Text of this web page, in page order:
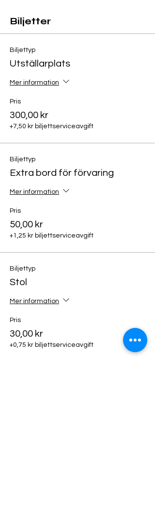
Biljetter
Biljettyp
Utställarplats
Mer information
Pris
300,00 kr
+7,50 kr biljettserviceavgift
Biljettyp
Extra bord för förvaring
Mer information
Pris
50,00 kr
+1,25 kr biljettserviceavgift
Biljettyp
Stol
Mer information
Pris
30,00 kr
+0,75 kr biljettserviceavgift